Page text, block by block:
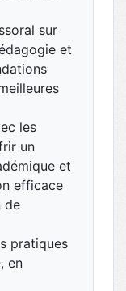
sur
et
les
un
et
efficace
de
pratiques
en